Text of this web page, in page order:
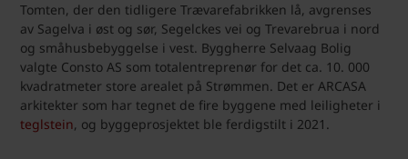
Tomten, der den tidligere Trævarefabrikken lå, avgrenses
av Sagelva i øst og sør, Segelckes vei og Trevarebrua i nord
og småhusbebyggelse i vest. Byggherre Selvaag Bolig
valgte Consto AS som totalentreprenør for det ca. 10. 000
kvadratmeter store arealet på Strømmen. Det er ARCASA
arkitekter som har tegnet de fire byggene med leiligheter i
teglstein, og byggeprosjektet ble ferdigstilt i 2021.